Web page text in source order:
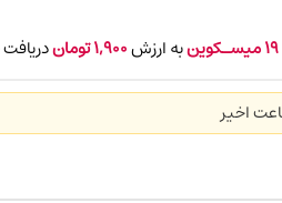
19میسـکوینبه ارزش1,900تومان